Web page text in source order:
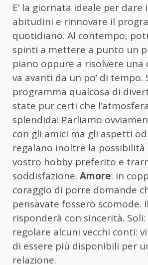
E’ la giornata ideale per dare
abitudini e rinnovare il
quotidiano. Al contempo,
spinti a mettere a punto un
piano oppure a risolvere una
va avanti da un po’ di tempo.
programma qualcosa di
state pur certi che
splendida! Parliamo
con gli amici ma gli aspetti
regalano inoltre la possibilità
vostro hobby preferito e
soddisfazione. Amore: in
coraggio di porre domande
pensavate fossero scomode.
risponderà con sincerità.
regolare alcuni vecchi conti:
di essere più disponibili per
relazione.